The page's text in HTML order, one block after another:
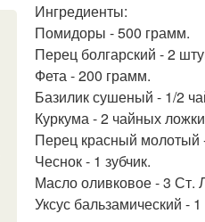
Ингредиенты:
Помидоры - 500 грамм.
Перец болгарский - 2
Фета - 200 грамм.
Базилик сушеный - 1/2
Куркума - 2 чайных
Перец красный молотый
Чеснок - 1 зубчик.
Масло оливковое - 3 Ст.
Уксус бальзамический -